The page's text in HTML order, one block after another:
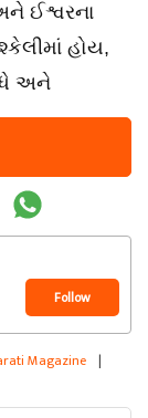
ઈશ્વરના
હોય,
અને
Follow
Magazine |